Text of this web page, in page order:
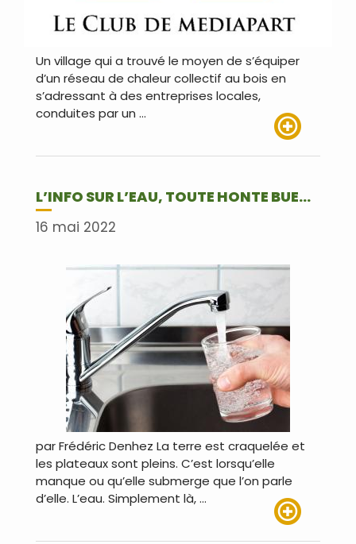
Un village qui a trouvé le moyen de s’équiper
d’un réseau de chaleur collectif au bois en
s’adressant à des entreprises locales,
conduites par un …
L’INFO SUR L’EAU, TOUTE HONTE BUE…
16 mai 2022
par Frédéric Denhez La terre est craquelée et
les plateaux sont pleins. C’est lorsqu’elle
manque ou qu’elle submerge que l’on parle
d’elle. L’eau. Simplement là, …